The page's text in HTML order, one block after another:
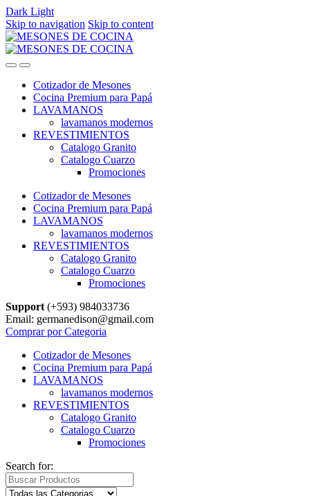
Dark Light
Skip to navigation Skip to content
Cotizador de Mesones
Cocina Premium para Papá
LAVAMANOS
lavamanos modernos
REVESTIMIENTOS
Catalogo Granito
Catalogo Cuarzo
Promociones
Cotizador de Mesones
Cocina Premium para Papá
LAVAMANOS
lavamanos modernos
REVESTIMIENTOS
Catalogo Granito
Catalogo Cuarzo
Promociones
Support (+593) 984033736
Email: germanedison@gmail.com
Comprar por Categoria
Cotizador de Mesones
Cocina Premium para Papá
LAVAMANOS
lavamanos modernos
REVESTIMIENTOS
Catalogo Granito
Catalogo Cuarzo
Promociones
Search for: